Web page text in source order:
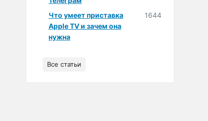
Что умеет приставка
Apple TV и зачем она
нужна
1644
Все статьи